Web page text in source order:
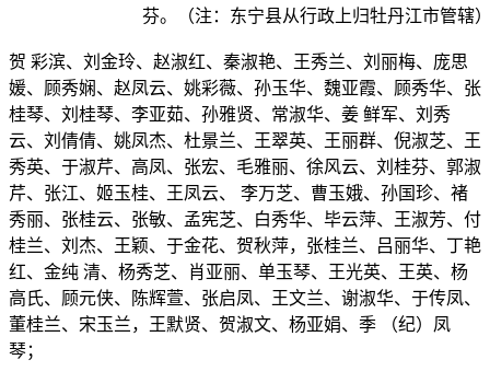
芬。（注：东宁县从行政上归牡丹江市管辖
贺 彩滨、刘金玲、赵淑红、秦淑艳、王秀兰、刘丽梅、庞思
媛、顾秀娴、赵凤云、姚彩薇、孙玉华、魏亚霞、顾秀华、张
桂琴、刘桂琴、李亚茹、孙雅贤、常淑华、姜 鲜军、刘秀
云、刘倩倩、姚凤杰、杜景兰、王翠英、王丽群、倪淑芝、王
秀英、于淑芹、高凤、张宏、毛雅丽、徐风云、刘桂芬、郭淑
芹、张江、姬玉桂、王凤云、 李万芝、曹玉娥、孙国珍、褚
秀丽、张桂云、张敏、孟宪芝、白秀华、毕云萍、王淑芳、付
桂兰、刘杰、王颖、于金花、贺秋萍，张桂兰、吕丽华、丁艳
红、金纯 清、杨秀芝、肖亚丽、单玉琴、王光英、王英、杨
高氏、顾元侠、陈辉萱、张启凤、王文兰、谢淑华、于传凤、
董桂兰、宋玉兰，王默贤、贺淑文、杨亚娟、季 （纪）凤
琴；